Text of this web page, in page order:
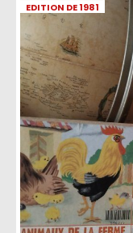
EDITION DE 1981